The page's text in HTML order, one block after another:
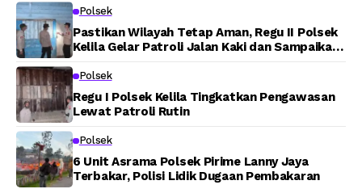
Polsek
Pastikan Wilayah Tetap Aman, Regu II Polsek
Kelila Gelar Patroli Jalan Kaki dan Sampaikan
Polsek
Regu I Polsek Kelila Tingkatkan Pengawasan
Lewat Patroli Rutin
Polsek
6 Unit Asrama Polsek Pirime Lanny Jaya
Terbakar, Polisi Lidik Dugaan Pembakaran